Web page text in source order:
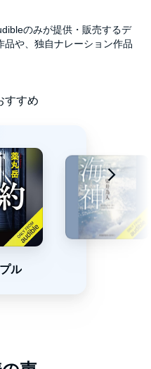
のみが提供・販売するデ
品や、独自ナレーション作品
すすめ
ル